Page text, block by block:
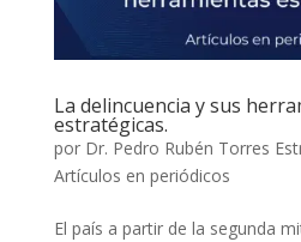
La delincuencia y sus
estratégicas.
por Dr. Pedro Rubén Torres
Artículos en periódicos
El país a partir de la segunda